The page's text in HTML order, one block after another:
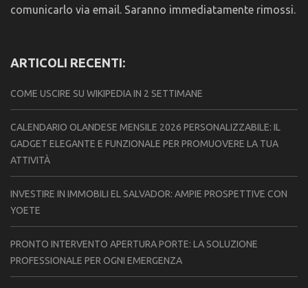
comunicarlo via email. Saranno immediatamente rimossi.
ARTICOLI RECENTI:
COME USCIRE SU WIKIPEDIA IN 2 SETTIMANE
CALENDARIO OLANDESE MENSILE 2026 PERSONALIZZABILE: IL
GADGET ELEGANTE E FUNZIONALE PER PROMUOVERE LA TUA
ATTIVITÀ
INVESTIRE IN IMMOBILI EL SALVADOR: AMPIE PROSPETTIVE CON
YOETE
PRONTO INTERVENTO APERTURA PORTE: LA SOLUZIONE
PROFESSIONALE PER OGNI EMERGENZA